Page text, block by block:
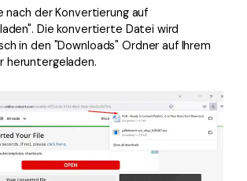
nach der Konvertierung auf
Die konvertierte Datei wird
in den "Downloads" Ordner auf Ihrem
heruntergeladen.